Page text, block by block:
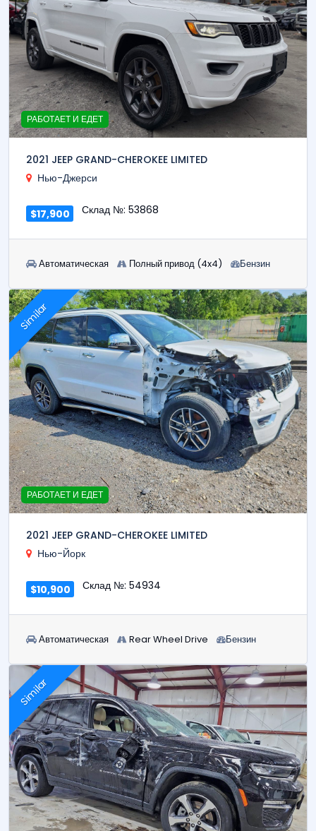
РАБОТАЕТ И ЕДЕТ
2021 JEEP GRAND-CHEROKEE LIMITED
Нью-Джерси
$17,900 Склад №: 53868
Автоматическая Полный привод (4x4) Бензин
Similar
РАБОТАЕТ И ЕДЕТ
2021 JEEP GRAND-CHEROKEE LIMITED
Нью-Йорк
$10,900 Склад №: 54934
Автоматическая Rear Wheel Drive Бензин
Similar